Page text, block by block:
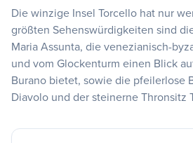
Die winzige Insel Torcello hat nur
größten Sehenswürdigkeiten sind
Maria Assunta, die venezianisch-
und vom Glockenturm einen Blick
Burano bietet, sowie die pfeilerlose
Diavolo und der steinerne Thronsitz